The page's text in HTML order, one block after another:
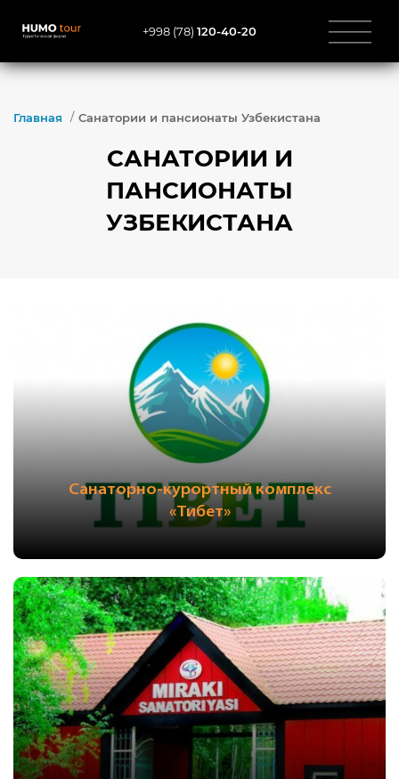
+998 (78) 120-40-20
Главная Санатории и пансионаты Узбекистана
САНАТОРИИ И
ПАНСИОНАТЫ
УЗБЕКИСТАНА
Санаторно-курортный комплекс
«Тибет»